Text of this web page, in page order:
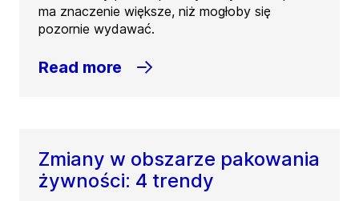
ma znaczenie większe, niż mogłoby się
pozornie wydawać.
Read more
Zmiany w obszarze pakowania
żywności: 4 trendy